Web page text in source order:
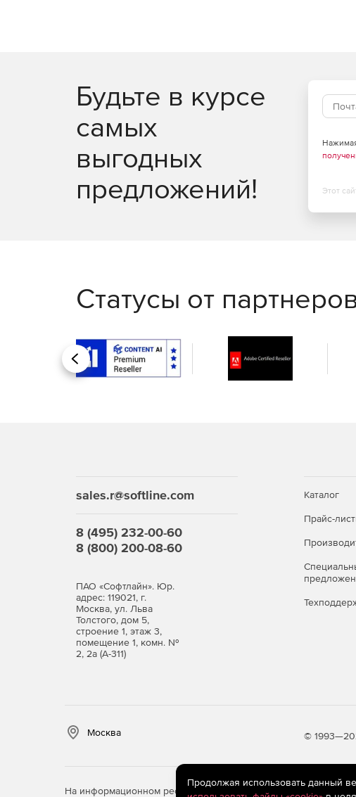
Встроенный SVN-репозиторий («песочница»),
изменения существующей версии базы данных.
Отображение отличий между объектами баз данных
Автоматизация развертывания схем и данных с
Будьте в курсе
самых
выгодных
предложений!
Этот
Статусы от
Назад
sales.r@softline.com
8 (495) 232-00-60
8 (800) 200-08-60
ПАО «Софтлайн». Юр.
адрес: 119021, г.
Москва, ул. Льва
Толстого, дом 5,
строение 1, этаж 3,
помещение 1, комн. №
2, 2а (А-311)
Каталог
Прайс-
Москва ©
На информационном ресурсе store.softline.ru применяются
Продолжая использовать данный